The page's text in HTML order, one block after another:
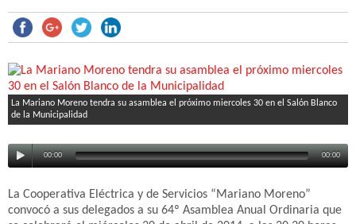
La Mariano Moreno tendra su asamblea el próximo miercoles 30 en el Salón Blanco
de la Municipalidad
00:00 00:00
La Cooperativa Eléctrica y de Servicios “Mariano Moreno”
convocó a sus delegados a su 64º Asamblea Anual Ordinaria que